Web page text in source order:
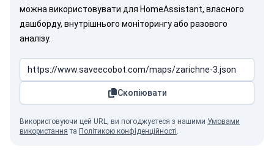
можна використовувати для HomeAssistant, власного
дашборду, внутрішнього моніторингу або разового
аналізу.
Скопіювати
Використовуючи цей URL, ви погоджуєтеся з нашими Умовами
використання та Політикою конфіденційності.